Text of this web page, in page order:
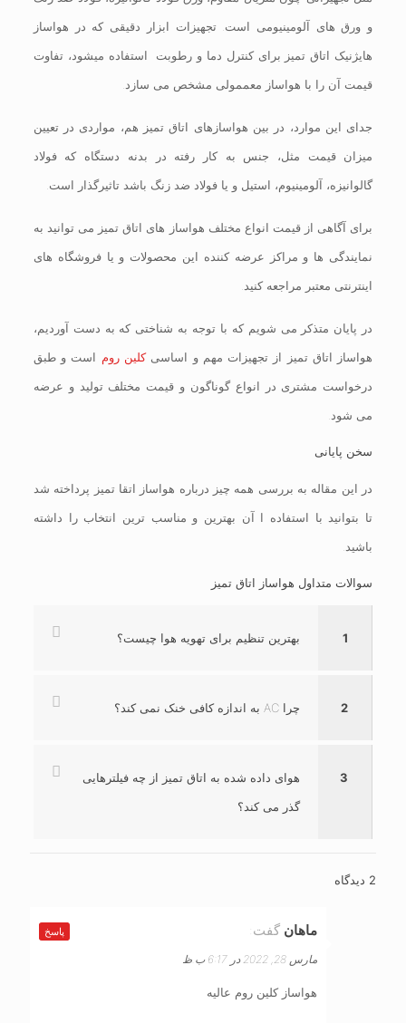
و ورق های آلومینیومی است. تجهیزات ابزار دقیقی که در هواساز
هایژنیک اتاق تمیز برای کنترل دما و رطوبت استفاده میشود، تفاوت
قیمت آن را با هواساز معممولی مشخص می سازد.
جدای این موارد، در بین هواسازهای اتاق تمیز هم، مواردی در تعیین
میزان قیمت مثل، جنس به کار رفته در بدنه دستگاه که فولاد
گالوانیزه، آلومینیوم، استیل و یا فولاد ضد زنگ باشد تاثیرگذار است.
برای آگاهی از قیمت انواع مختلف هواساز های اتاق تمیز می توانید به
نمایندگی ها و مراکز عرضه کننده این محصولات و یا فروشگاه های
اینترنتی معتبر مراجعه کنید.
در پایان متذکر می شویم که با توجه به شناختی که به دست آوردیم،
هواساز اتاق تمیز از تجهیزات مهم و اساسیکلین روم است و طبق
درخواست مشتری در انواع گوناگون و قیمت مختلف تولید و عرضه
می شود.
سخن پایانی
در این مقاله به بررسی همه چیز درباره هواساز اتقا تمیز پرداخته شد
تا بتوانید با استفاده ا آن بهترین و مناسب ترین انتخاب را داشته
باشید.
سوالات متداول هواساز اتاق تمیز
1 بهترین تنظیم برای تهویه هوا چیست؟
2 چرا AC به اندازه کافی خنک نمی کند؟
3
هوای داده شده به اتاق تمیز از چه فیلترهایی
گذر می کند؟
2 دیدگاه
ماهان گفت:
مارس 28, 2022 در 6:17 ب.ظ
هواساز کلین روم عالیه
پاسخ